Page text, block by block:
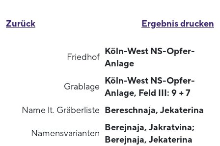
Ergebnis drucken
Zurück
Friedhof
Köln-West NS-Opfer-
Anlage
Grablage
Köln-West NS-Opfer-
Anlage, Feld III: 9 + 7
Name lt. Gräberliste Bereschnaja, Jekaterina
Namensvarianten
Berejnaja, Jakratvina;
Berejnaja, Jekaterina